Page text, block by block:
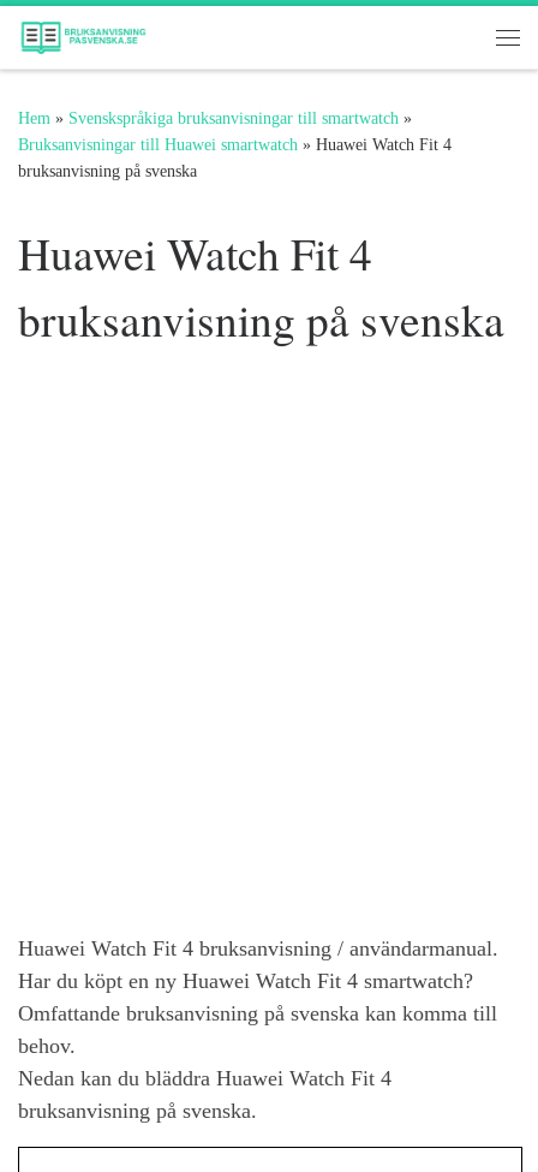
Hoppa till innehåll
Hem » Svenskspråkiga bruksanvisningar till smartwatch »
Bruksanvisningar till Huawei smartwatch » Huawei Watch Fit 4
bruksanvisning på svenska
Huawei Watch Fit 4
bruksanvisning på svenska
Huawei Watch Fit 4 bruksanvisning / användarmanual.
Har du köpt en ny Huawei Watch Fit 4 smartwatch?
Omfattande bruksanvisning på svenska kan komma till
behov.
Nedan kan du bläddra Huawei Watch Fit 4
bruksanvisning på svenska.